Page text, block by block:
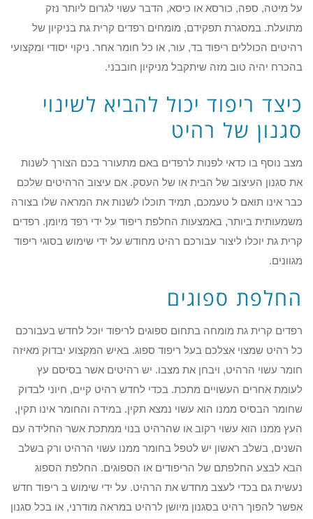
על מיטה, ספה, כורסא או כיסא, הדבר עשוי לגרום ליותר נזק
מתועלת. במסגרת תפקידם, מומחים רפדים קרית גת בניקיון של
רהיטים הכוללים ריפוד בד, עור, או כל חומר אחר. ניקוי יסודי ומקצועי
בהכרח יהיה טוב מזה שיתקבל מניקיון חובבני.
כיצד ריפוד יכול להביא לשינוי
סגנון של רהיט
מצב נוסף בו כדאי לפנות לרפדים באם מתעורר בכם הצורך לשנות
את סגנון העיצוב של הבית או של העסק. אם עיצוב הרהיטים שלכם
כבר אינו תואם ל טעמכם, תמיד תוכלו לשנות את המראה שלו בצורה
משמעותית ביותר, באמצעות החלפת ריפוד על ידי רפד מיומן. רפדים
קרית גת יוכלו ליצור עבורכם רהיט מחודש על ידי שימוש בסוגי ריפוד
מגוונים.
החלפת ספוגים
רפדים קרית גת מומחה בתחום ספוגים לריפוד יוכל לחדש בעבורכם
כל רהיט שמצוי אצלכם בעל ריפוד ספוג. באיש המקצוע יבדוק מאיזה
חומר עשוי הרהיט, ויבחן את מצבו. יש רהיטים אשר בסיסם עץ
לעומת אחרים העשויים מתכת. בכדי לחדש רהיט קיים, חיוני לבדוק
שחומר הבסיס ממנו הוא עשוי נמצא תקין. במידה והחומר אינו תקין,
העץ ממנו הוא עשוי רקוב או שהרהיט בנוי ממתכת אשר החלידה עם
השנים, בשלב ראשון יש לטפל בחומר ממנו עשוי הרהיט ורק בשלב
הבא לבצע החלפתם של הריפודים או הספוגים. החלפת הספוג
נעשית גם בכדי לעצב מחדש את הרהיט. על ידי שימוש ב ריפוד חדש
אפשר להפוך רהיט בסגנון מיושן לרהיט במראה מודרני, או בכל סגנון